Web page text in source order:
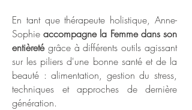
En tant que thérapeute holistique, Anne-
Sophieaccompagne la Femme dans son
entièretégrâce à différents outils agissant
sur les piliers d'une bonne santé et de la
beauté : alimentation, gestion du stress,
techniques et approches de dernière
génération.